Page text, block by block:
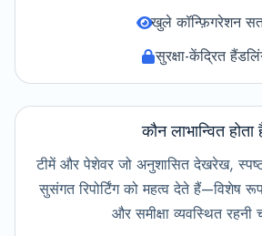
खुले कॉन्फ़िगरेशन
सुरक्षा-केंद्रित
कौन लाभान्वित होता
टीमें और पेशेवर जो अनुशासित देखरेख,
सुसंगत रिपोर्टिंग को महत्व देते हैं—विशेष
और समीक्षा व्यवस्थित रहनी